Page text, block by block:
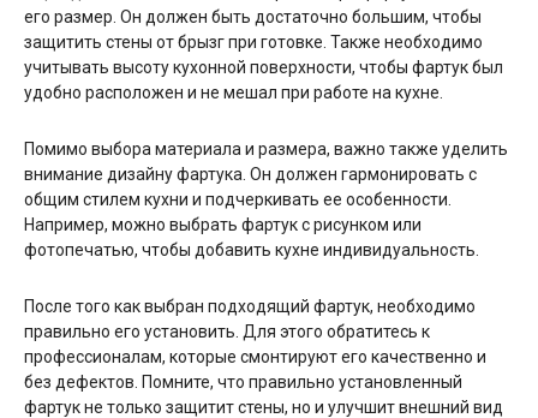
его размер. Он должен быть достаточно большим, чтобы
защитить стены от брызг при готовке. Также необходимо
учитывать высоту кухонной поверхности, чтобы фартук был
удобно расположен и не мешал при работе на кухне.
Помимо выбора материала и размера, важно также уделить
внимание дизайну фартука. Он должен гармонировать с
общим стилем кухни и подчеркивать ее особенности.
Например, можно выбрать фартук с рисунком или
фотопечатью, чтобы добавить кухне индивидуальность.
После того как выбран подходящий фартук, необходимо
правильно его установить. Для этого обратитесь к
профессионалам, которые смонтируют его качественно и
без дефектов. Помните, что правильно установленный
фартук не только защитит стены, но и улучшит внешний вид